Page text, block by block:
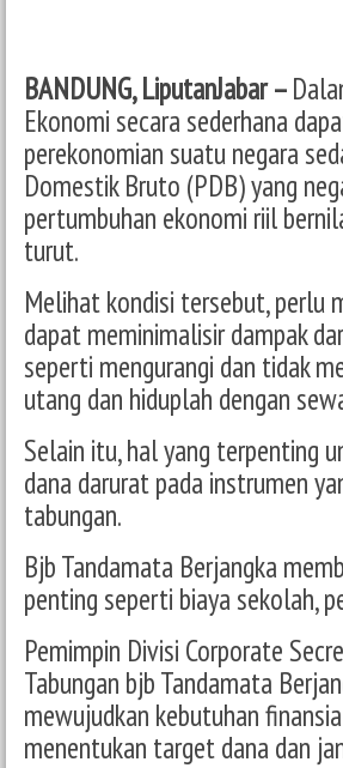
BANDUNG, LiputanJabar –
Ekonomi secara sederhana
perekonomian suatu negara
Domestik Bruto (PDB) yang
pertumbuhan ekonomi riil
turut.
Melihat kondisi tersebut, perlu
dapat meminimalisir dampak
seperti mengurangi dan tidak
utang dan hiduplah dengan
Selain itu, hal yang terpenting
dana darurat pada instrumen
tabungan.
Bjb Tandamata Berjangka
penting seperti biaya sekolah,
Pemimpin Divisi Corporate
Tabungan bjb Tandamata
mewujudkan kebutuhan
menentukan target dana dan